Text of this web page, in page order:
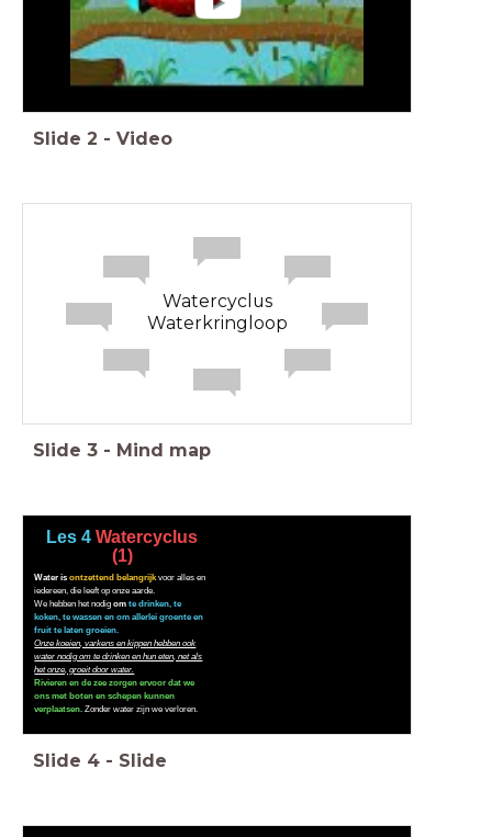
Slide 2 - Video
Watercyclus
Waterkringloop
Slide 3 - Mind map
Les 4Watercyclus
(1)
Water is ontzettend belangrijk voor alles en
iedereen, die leeft op onze aarde.
We hebben het nodigomte drinken, te
koken, te wassen en om allerlei groente en
fruit te laten groeien.
Onze koeien, varkens en kippen hebben ook
water nodig om te drinken en hun eten, net als
het onze, groeit door water.
Rivieren en de zee zorgen ervoor dat we
ons met boten en schepen kunnen
verplaatsen. Zonder water zijn we verloren.
Slide 4 - Slide